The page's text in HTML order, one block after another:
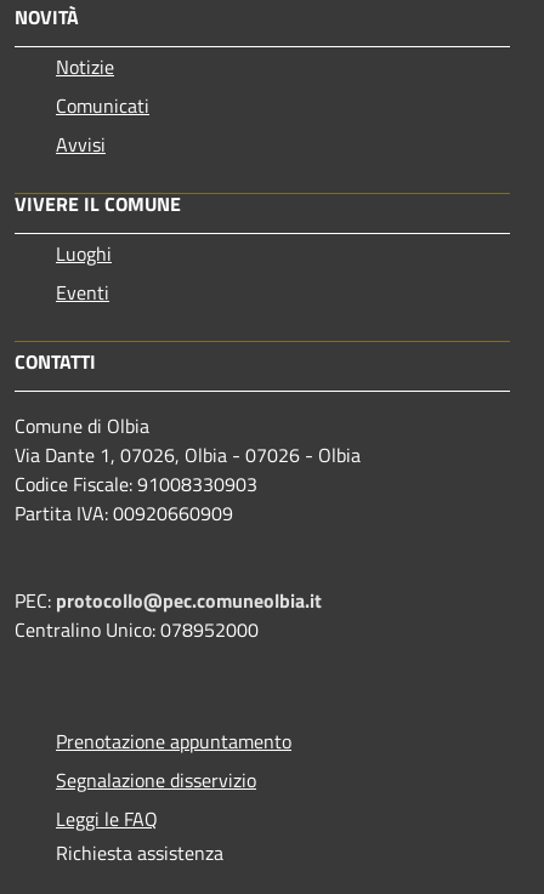
NOVITÀ
Notizie
Comunicati
Avvisi
VIVERE IL COMUNE
Luoghi
Eventi
CONTATTI
Comune di Olbia
Via Dante 1, 07026, Olbia - 07026 - Olbia
Codice Fiscale: 91008330903
Partita IVA: 00920660909
PEC: protocollo@pec.comuneolbia.it
Centralino Unico: 078952000
Prenotazione appuntamento
Segnalazione disservizio
Leggi le FAQ
Richiesta assistenza